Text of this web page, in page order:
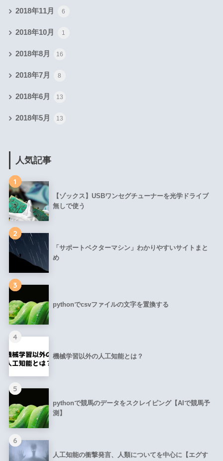
2018年11月 6
2018年10月 1
2018年8月 16
2018年7月 8
2018年6月 13
2018年5月 13
人気記事
1
【ゾックス】USBワンセグチューナーを光学ドライブ
無しで使う
2
「サポートベクターマシン」わかりやすいサイトまと
め
3
pythonでcsvファイルの文字を置換する
4
機械学習以外の人工知能とは？
5
pythonで競馬のデータをスクレイピング【AIで競馬予
測】
6
人工知能の衝撃発言、人類についてを中心に【エグす